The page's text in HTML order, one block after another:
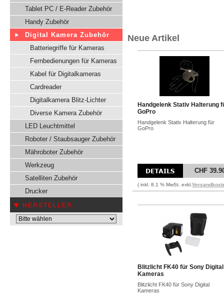
Tablet PC / E-Reader Zubehör
Handy Zubehör
Digital Kamera Zubehör
Batteriegriffe für Kameras
Fernbedienungen für Kameras
Kabel für Digitalkameras
Cardreader
Digitalkamera Blitz-Lichter
Diverse Kamera Zubehör
LED Leuchtmittel
Roboter / Staubsauger Zubehör
Mähroboter Zubehör
Werkzeug
Satelliten Zubehör
Drucker
HERSTELLER
Neue Artikel
Handgelenk Stativ Halterung
GoPro
Handgelenk Stativ Halterung für
GoPro
CHF
( inkl. 8.1 % MwSt. exkl.
Blitzlicht FK40 für Sony Digital
Kameras
Blitzlicht FK40 für Sony Digital
Kameras